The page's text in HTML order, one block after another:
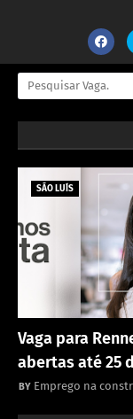
SÃO LUÍS
Vaga para
abertas até 25
Emprego na